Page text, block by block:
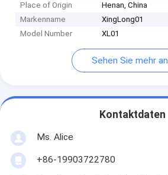
Place of Origin
Henan, China
Markenname
XingLong01
Model Number
XL01
Sehen Sie mehr an
Kontaktdaten
Ms. Alice
+86-19903722780